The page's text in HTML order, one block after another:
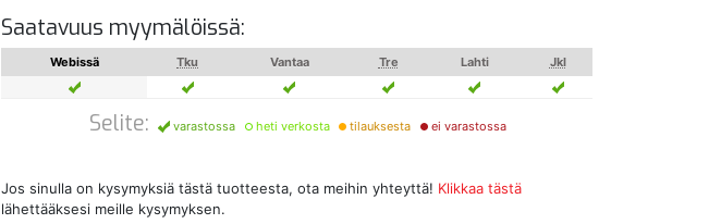
Saatavuus myymälöissä:
Webissä Tku Vantaa Tre Lahti Jkl
Selite: varastossa heti verkosta tilauksesta ei varastossa
Jos sinulla on kysymyksiä tästä tuotteesta, ota meihin yhteyttä! Klikkaa tästä
lähettääksesi meille kysymyksen.